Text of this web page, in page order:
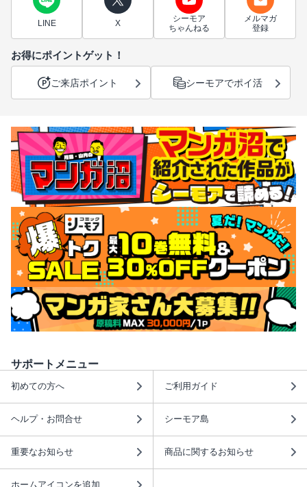
LINE X
シーモア
ちゃんねる
メルマガ
登録
お得にポイントゲット！
ご来店ポイント シーモアでポイ活
サポートメニュー
初めての方へ ご利用ガイド
ヘルプ・お問合せ シーモア島
重要なお知らせ 商品に関するお知らせ
ホームアイコンを追加